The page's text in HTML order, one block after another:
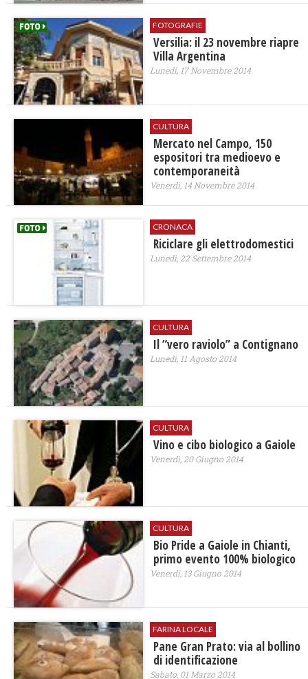
FOTOGRAFIE
Versilia: il 23 novembre riapre
Villa Argentina
Lunedì, 17 Novembre 2014
CULTURA
Mercato nel Campo, 150
espositori tra medioevo e
contemporaneità
Venerdì, 14 Novembre 2014
CRONACA
Riciclare gli elettrodomestici
Lunedì, 22 Settembre 2014
CULTURA
Il “vero raviolo” a Contignano
Lunedì, 11 Agosto 2014
CULTURA
Vino e cibo biologico a Gaiole
Venerdì, 20 Giugno 2014
CULTURA
Bio Pride a Gaiole in Chianti,
primo evento 100% biologico
Venerdì, 13 Giugno 2014
FARINA LOCALE
Pane Gran Prato: via al bollino
di identificazione
Sabato, 01 Marzo 2014